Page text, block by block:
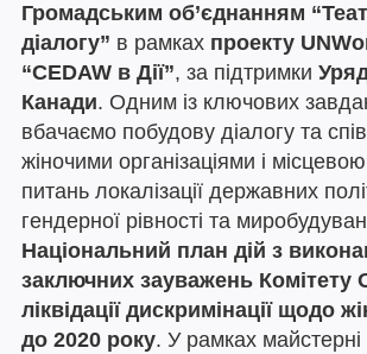
Громадським об’єднанням
діалогу” в рамках проекту
“CEDAW в Дії”, за підтримки
Канади. Одним із ключових
вбачаємо побудову діалогу та
жіночими організаціями і
питань локалізації державних
гендерної рівності та
Національний план дій з
заключних зауважень Комітету
ліквідації дискримінації щодо
до 2020 року. У рамках майстерні